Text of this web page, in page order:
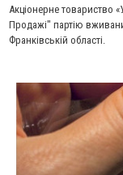
Акціонерне товариство
Продажі" партію
Франківській області.